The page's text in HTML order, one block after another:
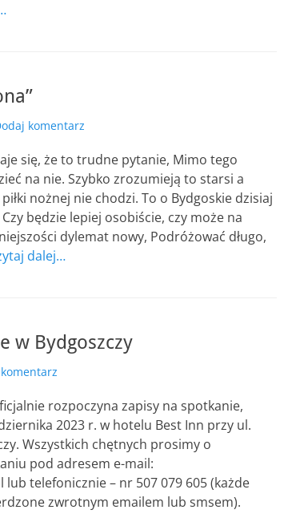
komentarz
się, że to trudne pytanie, Mimo tego
na nie. Szybko zrozumieją to starsi a
nożnej nie chodzi. To o Bydgoskie dzisiaj
będzie lepiej osobiście, czy może na
dylemat nowy, Podróżować długo,
dalej…
w Bydgoszczy
rozpoczyna zapisy na spotkanie,
2023 r. w hotelu Best Inn przy ul.
Wszystkich chętnych prosimy o
pod adresem e-mail:
telefonicznie – nr 507 079 605 (każde
zwrotnym emailem lub smsem).